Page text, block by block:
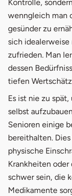
Kontrolle,
wenngleich man
gesünder zu
sich
zufrieden. Man
dessen
tiefen
Es ist nie zu
selbst
Senioren einige
bereithalten.
physische
Krankheiten
schwer sein, die
Medikamente